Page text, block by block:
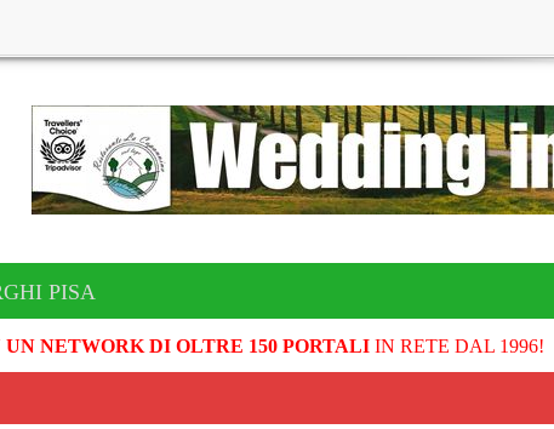
PISA
NETWORK DI OLTRE 150 PORTALIIN RETE DAL 1996!